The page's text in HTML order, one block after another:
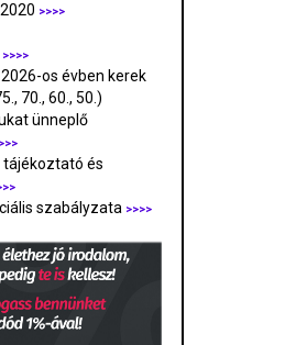
>>>>
>>>>
os évben kerek
70., 60., 50.)
ünneplő
és
>
szabályzata >>>>